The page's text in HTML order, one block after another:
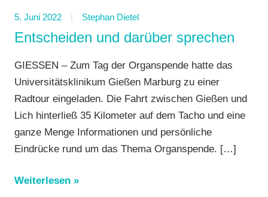
5. Juni 2022 Stephan Dietel
Entscheiden und darüber sprechen
GIESSEN – Zum Tag der Organspende hatte das
Universitätsklinikum Gießen Marburg zu einer
Radtour eingeladen. Die Fahrt zwischen Gießen und
Lich hinterließ 35 Kilometer auf dem Tacho und eine
ganze Menge Informationen und persönliche
Eindrücke rund um das Thema Organspende. […]
Weiterlesen